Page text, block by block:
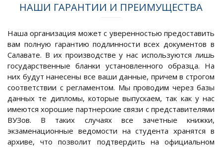
НАШИ ГАРАНТИИ И ПРЕИМУЩЕСТВА
Наша организация может с уверенностью предоставить
вам полную гарантию подлинности всех документов в
Салавате. В их производстве у нас используются лишь
государственные бланки установленного образца. На
них будут нанесены все ваши данные, причем в строгом
соответствии с регламентом. Мы проводим через базы
данных те дипломы, которые выпускаем, так как у нас
имеются хорошие партнерские связи с представителями
ВУЗов. В таких случаях все зачетные книжки,
экзаменационные ведомости на студента хранятся в
архиве, что позволит подтвердить на официальном